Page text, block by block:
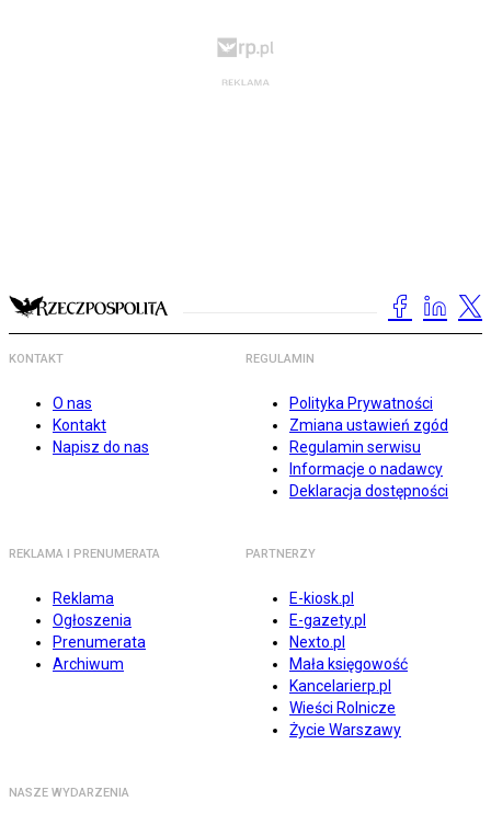
KONTAKT
O nas
Kontakt
Napisz do nas
REGULAMIN
Polityka Prywatności
Zmiana ustawień zgód
Regulamin serwisu
Informacje o nadawcy
Deklaracja dostępności
REKLAMA I PRENUMERATA
Reklama
Ogłoszenia
Prenumerata
Archiwum
PARTNERZY
E-kiosk.pl
E-gazety.pl
Nexto.pl
Mała księgowość
Kancelarierp.pl
Wieści Rolnicze
Życie Warszawy
NASZE WYDARZENIA